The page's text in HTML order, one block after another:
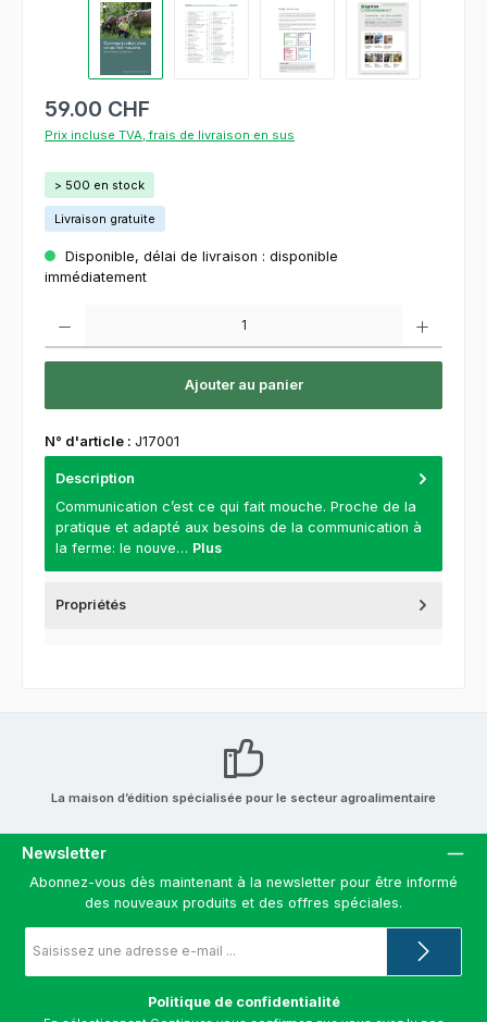
59.00 CHF
Prix incluse TVA, frais de livraison en sus
> 500 en stock
Livraison gratuite
Disponible, délai de livraison : disponible
immédiatement
Ajouter au panier
N° d'article : J17001
Description
Communication c’est ce qui fait mouche. Proche de la
pratique et adapté aux besoins de la communication à
la ferme: le nouve… Plus
Propriétés
La maison d’édition spécialisée pour le secteur agroalimentaire
Newsletter
Abonnez-vous dès maintenant à la newsletter pour être informé
des nouveaux produits et des offres spéciales.
e-
*
Politique de confidentialité